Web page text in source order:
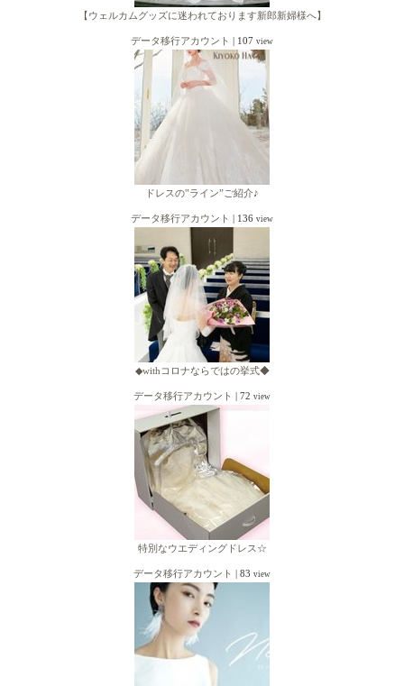
【ウェルカムグッズに迷われております新郎新婦様へ】
データ移行アカウント | 107 view
ドレスの‟ライン”ご紹介♪
データ移行アカウント | 136 view
◆withコロナならではの挙式◆
データ移行アカウント | 72 view
特別なウエディングドレス☆
データ移行アカウント | 83 view